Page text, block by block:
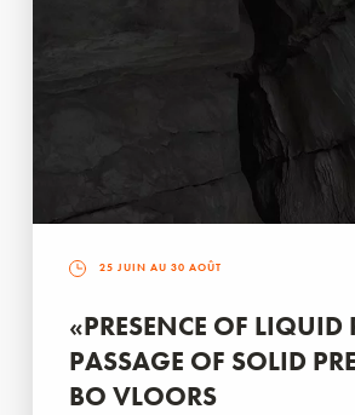
25 JUIN AU 30 AOÛT
«PRESENCE OF LIQUID
PASSAGE OF SOLID
BO VLOORS